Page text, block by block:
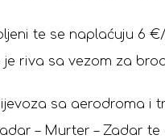
te se naplaćuju 6
riva sa vezom za
sa aerodroma i
– Murter – Zadar